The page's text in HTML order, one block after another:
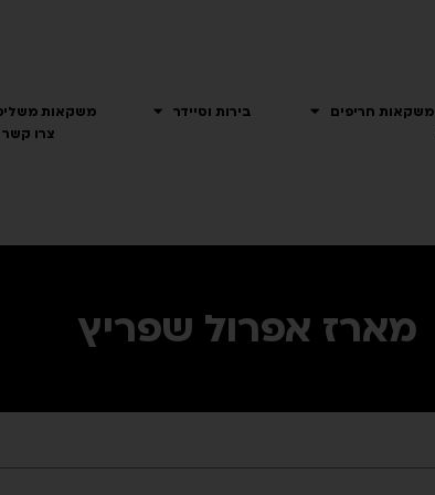
משקאות חריפים בירות וסיידר
משקאות
צרו קשר
מארז אפרול שפריץ